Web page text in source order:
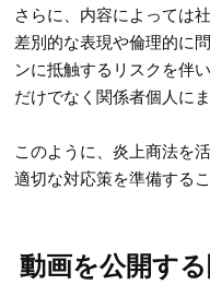
さらに、内容によっては
差別的な表現や倫理的に
ンに抵触するリスクを伴
だけでなく関係者個人に
このように、炎上商法を
適切な対応策を準備する
動画を公開す